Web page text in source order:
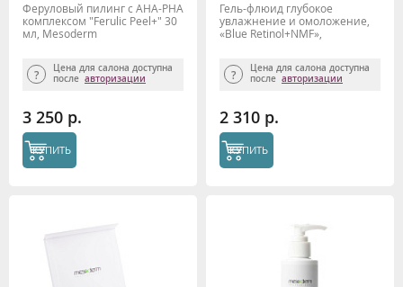
Феруловый пилинг с АНА-РНА
комплексом "Ferulic Peel+" 30
мл, Mesoderm
Цена для салона доступна
после авторизации
3 250 р.
КУПИТЬ
Гель-флюид глубокое
увлажнение и омоложение,
«Blue Retinol+NMF»,
Цена для салона доступна
после авторизации
2 310 р.
КУПИТЬ